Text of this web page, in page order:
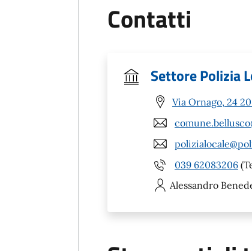
Contatti
Settore Polizia
Via Ornago, 24
039 62083206
Alessandro